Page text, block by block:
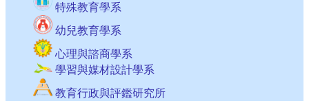
特殊教育學系
幼兒教育學系
心理與諮商學系
學習與媒材設計學系
教育行政與評鑑研究所